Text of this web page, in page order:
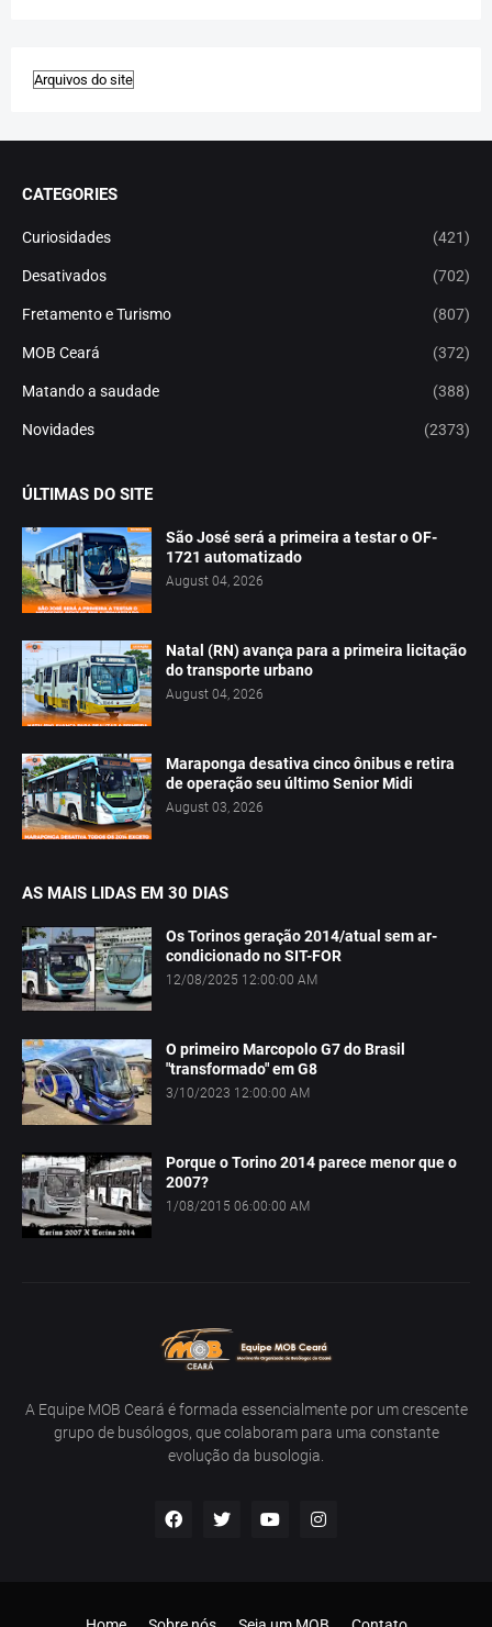
CATEGORIES
Curiosidades (421)
Desativados (702)
Fretamento e Turismo (807)
MOB Ceará (372)
Matando a saudade (388)
Novidades (2373)
ÚLTIMAS DO SITE
São José será a primeira a testar o OF-
1721 automatizado
August 04, 2026
Natal (RN) avança para a primeira licitação
do transporte urbano
August 04, 2026
Maraponga desativa cinco ônibus e retira
de operação seu último Senior Midi
August 03, 2026
AS MAIS LIDAS EM 30 DIAS
Os Torinos geração 2014/atual sem ar-
condicionado no SIT-FOR
12/08/2025 12:00:00 AM
O primeiro Marcopolo G7 do Brasil
"transformado" em G8
3/10/2023 12:00:00 AM
Porque o Torino 2014 parece menor que o
2007?
1/08/2015 06:00:00 AM
A Equipe MOB Ceará é formada essencialmente por um crescente
grupo de busólogos, que colaboram para uma constante
evolução da busologia.